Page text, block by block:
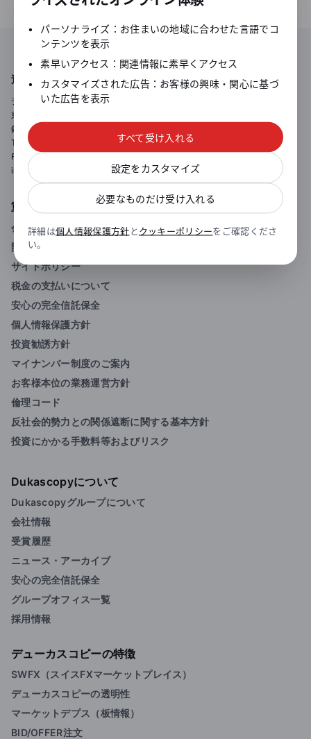
連絡先情報
デューカスコピー・ジャパン株式会社
東京都中央区銀座2-14-4
銀座スクエア6階
Tel: 0120-077-771
Fax: 03-4332-7431
info@dukascopy.jp
重要情報
会社情報
開示情報
サイトポリシー
税金の支払いについて
安心の完全信託保全
個人情報保護方針
投資勧誘方針
マイナンバー制度のご案内
お客様本位の業務運営方針
倫理コード
反社会的勢力との関係遮断に関する基本方針
投資にかかる手数料等およびリスク
Dukascopyについて
Dukascopyグループについて
会社情報
受賞履歴
ニュース・アーカイブ
安心の完全信託保全
グループオフィス一覧
採用情報
デューカスコピーの特徴
SWFX（スイスFXマーケットプレイス）
デューカスコピーの透明性
マーケットデプス（板情報）
BID/OFFER注文
•
パーソナライズ：お住まいの地域に合わせた言語でコ
ンテンツを表示
•
素早いアクセス：関連情報に素早くアクセス
•
カスタマイズされた広告：お客様の興味・関心に基づ
いた広告を表示
すべて受け入れる
設定をカスタマイズ
必要なものだけ受け入れる
詳細は個人情報保護方針とクッキーポリシーをご確認くださ
い。